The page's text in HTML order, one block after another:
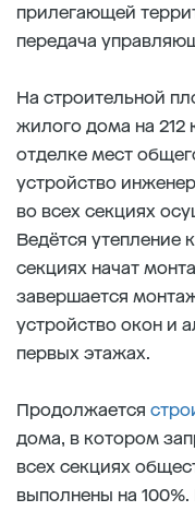
прилегающей
передача
На строительной
жилого дома на 212
отделке мест
устройство
во всех секциях
Ведётся утепление
секциях начат
завершается
устройство окон и
первых этажах.
Продолжается
дома, в котором
всех секциях
выполнены на